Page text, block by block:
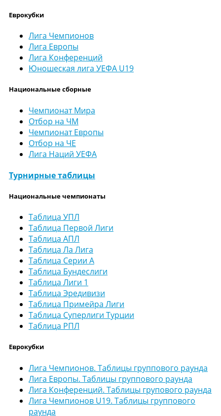
Еврокубки
Лига Чемпионов
Лига Европы
Лига Конференций
Юношеская лига УЕФА U19
Национальные сборные
Чемпионат Мира
Отбор на ЧМ
Чемпионат Европы
Отбор на ЧЕ
Лига Наций УЕФА
Турнирные таблицы
Национальные чемпионаты
Таблица УПЛ
Таблица Первой Лиги
Таблица АПЛ
Таблица Ла Лига
Таблица Серии А
Таблица Бундеслиги
Таблица Лиги 1
Таблица Эредивизи
Таблица Примейра Лиги
Таблица Суперлиги Турции
Таблица РПЛ
Еврокубки
Лига Чемпионов. Таблицы группового раунда
Лига Европы. Таблицы группового раунда
Лига Конференций. Таблицы групового раунда
Лига Чемпионов U19. Таблицы группового
раунда